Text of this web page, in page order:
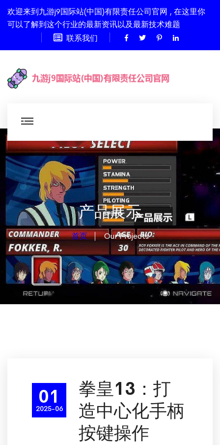
欢迎来到九游j9国际站(中国)有限责任公司官网 , 在这里你
可以了解到这个行业的最新资讯以及最新技术难题
联系我们
产品展示
首页 Our Projects
01
2025-06
拳皇13：打
造中心化手柄
按键操作